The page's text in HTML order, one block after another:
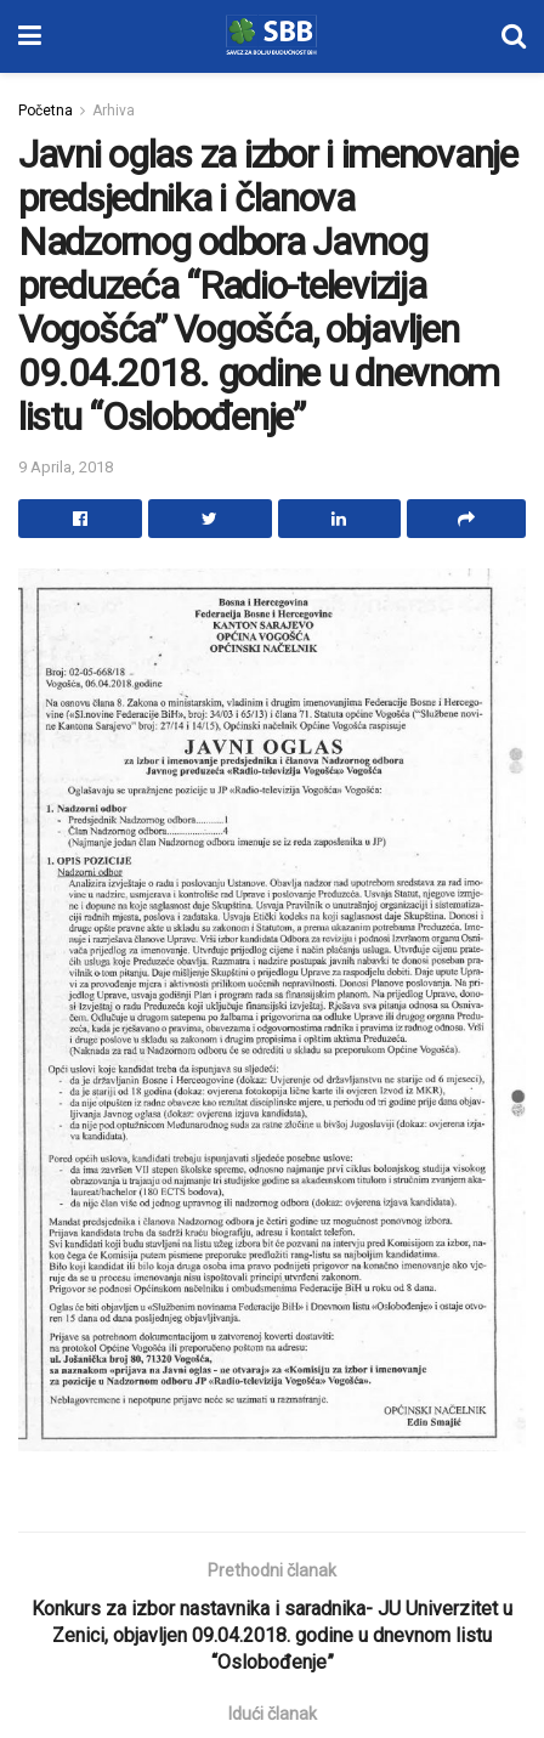
Početna Arhiva
Javni oglas za izbor i imenovanje
predsjednika i članova
Nadzornog odbora Javnog
preduzeća “Radio-televizija
Vogošća” Vogošća, objavljen
09.04.2018. godine u dnevnom
listu “Oslobođenje”
9 Aprila, 2018
Prethodni članak
Konkurs za izbor nastavnika i saradnika- JU Univerzitet u
Zenici, objavljen 09.04.2018. godine u dnevnom listu
“Oslobođenje”
Idući članak